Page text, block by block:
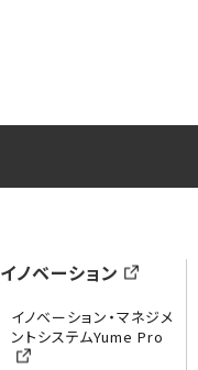
イノベーション
イノベーション・マネジメ
ントシステムYume Pro